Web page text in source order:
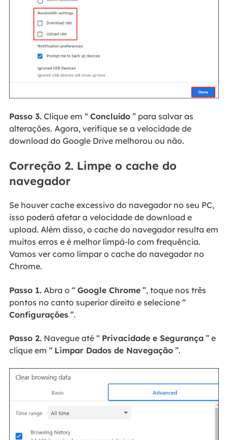
Passo 3.Clique em “ Concluído” para salvar as
alterações. Agora, verifique se a velocidade de
download do Google Drive melhorou ou não.
Correção 2. Limpe o cache do
navegador
Se houver cache excessivo do navegador no seu PC,
isso poderá afetar a velocidade de download e
upload. Além disso, o cache do navegador resulta em
muitos erros e é melhor limpá-lo com frequência.
Vamos ver como limpar o cache do navegador no
Chrome.
Passo 1.Abra o “ Google Chrome”, toque nos três
pontos no canto superior direito e selecione “
Configurações”.
Passo 2.Navegue até “ Privacidade e Segurança” e
clique em “ Limpar Dados de Navegação”.